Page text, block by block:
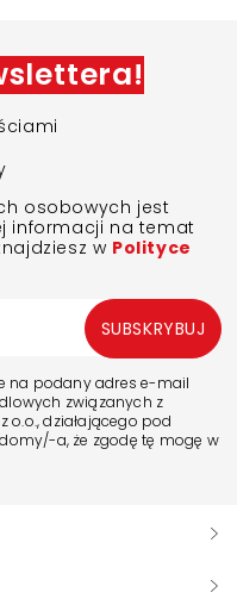
osobowych jest
informacji na temat
w Polityce
na podany adres e-mail
związanych z
o.o., działającego pod
a, że zgodę tę mogę w
SUBSKRYBUJ